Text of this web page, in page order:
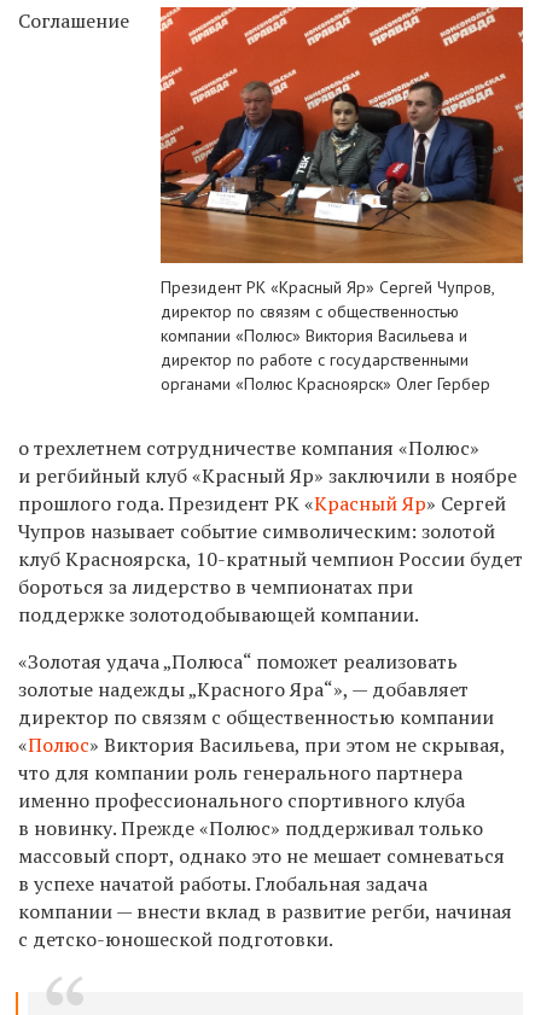
Президент РК «Красный Яр» Сергей Чупров,
директор по связям с общественностью
компании «Полюс» Виктория Васильева и
директор по работе с государственными
органами «Полюс Красноярск» Олег Гербер
Соглашение
отрехлетнем сотрудничестве компания «Полюс»
и регбийный клуб «КрасныйЯр» заключили в ноябре
прошлого года. Президент РК«Красный Яр» Сергей
Чупров называет событие символическим: золотой
клуб Красноярска, 10-кратный чемпион России будет
бороться залидерство в чемпионатах при
поддержке золотодобывающей компании.
«Золотая удача „Полюса“ поможет реализовать
золотые надежды „Красного Яра“», — добавляет
директор по связям с общественностью компании
«Полюс» Виктория Васильева, при этом не скрывая,
что для компании роль генерального партнера
именно профессионального спортивного клуба
в новинку. Прежде «Полюс» поддерживал только
массовый спорт, однако это не мешает сомневаться
в успехе начатой работы. Глобальная задача
компании— внести вклад в развитие регби, начиная
с детско-юношеской подготовки.